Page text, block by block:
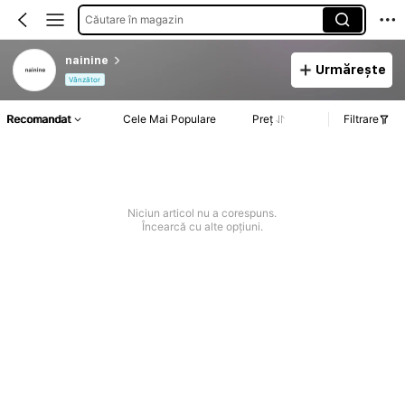
Căutare în magazin
nainine
Vânzător
Urmărește
Recomandat Cele Mai Populare Preț Filtrare
Niciun articol nu a corespuns.
Încearcă cu alte opțiuni.